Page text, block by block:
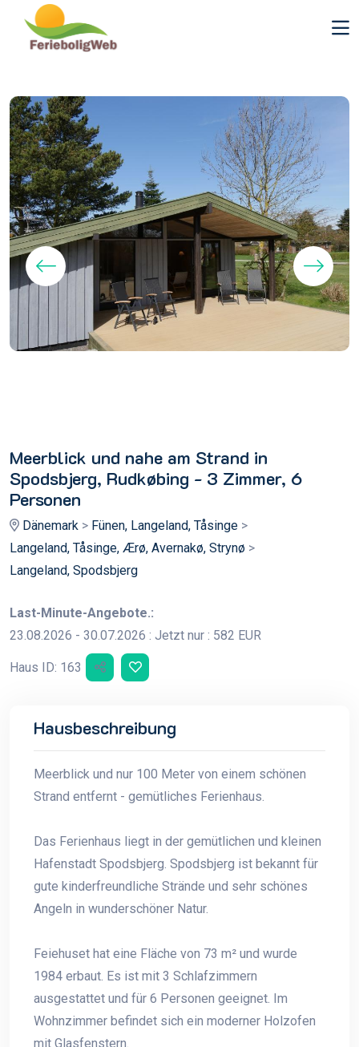
Meerblick und nahe am Strand in
Spodsbjerg, Rudkøbing - 3 Zimmer, 6
Personen
Dänemark > Fünen, Langeland, Tåsinge >
Langeland, Tåsinge, Ærø, Avernakø, Strynø >
Langeland, Spodsbjerg
Last-Minute-Angebote.:
23.08.2026 - 30.07.2026 : Jetzt nur : 582 EUR
Haus ID: 163
Hausbeschreibung
Meerblick und nur 100 Meter von einem schönen
Strand entfernt - gemütliches Ferienhaus.
Das Ferienhaus liegt in der gemütlichen und kleinen
Hafenstadt Spodsbjerg. Spodsbjerg ist bekannt für
gute kinderfreundliche Strände und sehr schönes
Angeln in wunderschöner Natur.
Feiehuset hat eine Fläche von 73 m² und wurde
1984 erbaut. Es ist mit 3 Schlafzimmern
ausgestattet und für 6 Personen geeignet. Im
Wohnzimmer befindet sich ein moderner Holzofen
mit Glasfenstern.